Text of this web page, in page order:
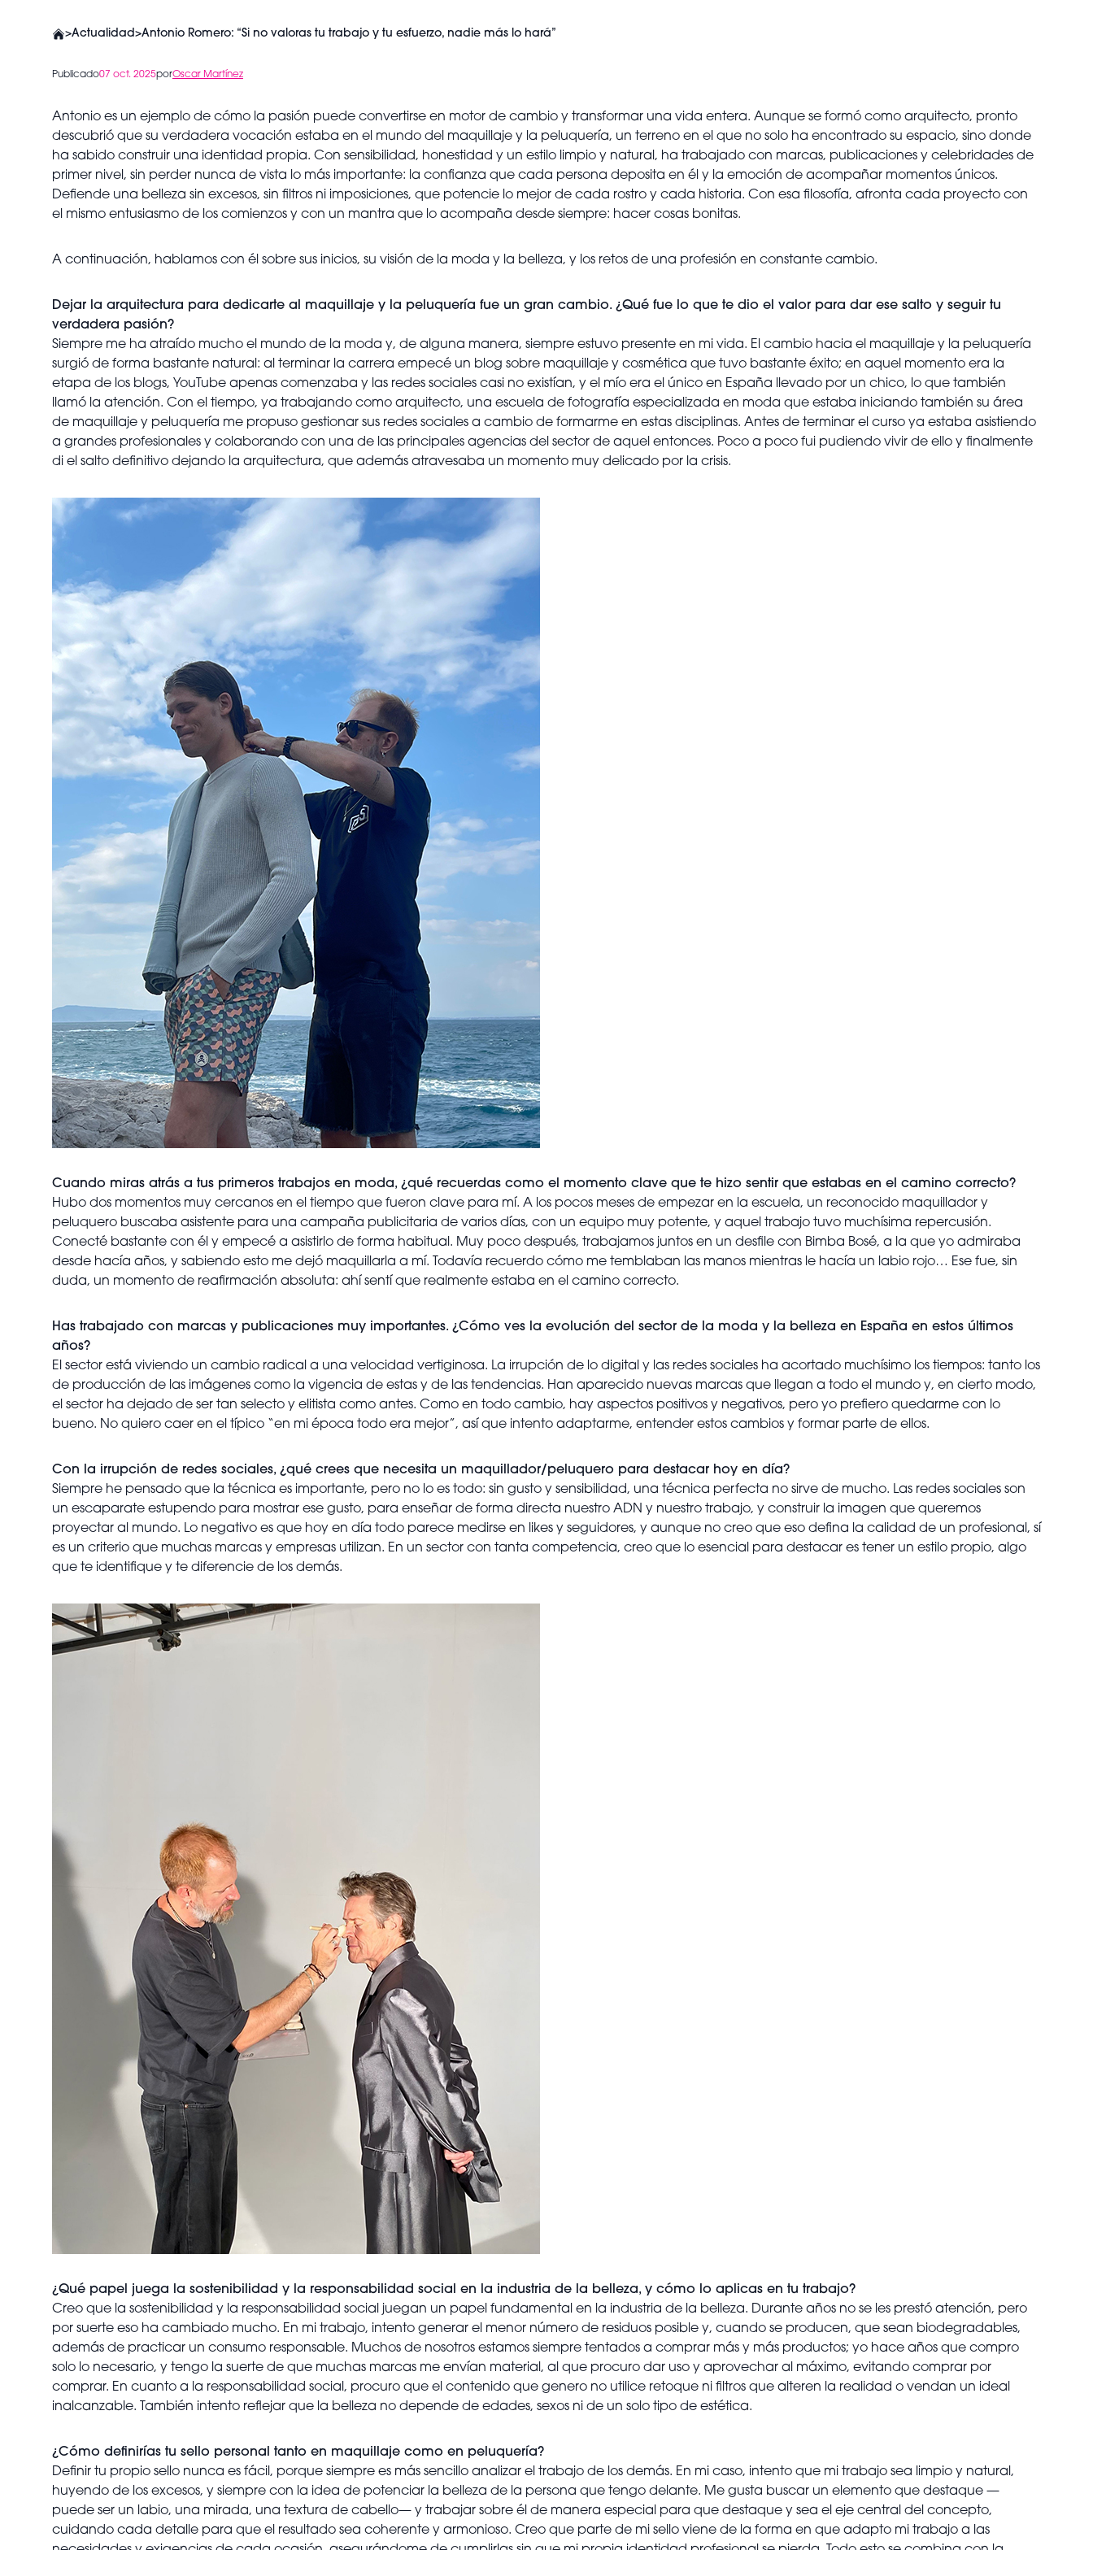
>Actualidad>Antonio Romero: “Si no valoras tu trabajo y tu esfuerzo, nadie más lo hará”
Publicado07 oct. 2025porOscar Martínez
Antonio es un ejemplo de cómo la pasión puede convertirse en motor de cambio y transformar una vida entera. Aunque se formó como arquitecto, pronto
descubrió que su verdadera vocación estaba en el mundo del maquillaje y la peluquería, un terreno en el que no solo ha encontrado su espacio, sino donde
ha sabido construir una identidad propia. Con sensibilidad, honestidad y un estilo limpio y natural, ha trabajado con marcas, publicaciones y celebridades de
primer nivel, sin perder nunca de vista lo más importante: la confianza que cada persona deposita en él y la emoción de acompañar momentos únicos.
Defiende una belleza sin excesos, sin filtros ni imposiciones, que potencie lo mejor de cada rostro y cada historia. Con esa filosofía, afronta cada proyecto con
el mismo entusiasmo de los comienzos y con un mantra que lo acompaña desde siempre: hacer cosas bonitas.
A continuación, hablamos con él sobre sus inicios, su visión de la moda y la belleza, y los retos de una profesión en constante cambio.
Dejar la arquitectura para dedicarte al maquillaje y la peluquería fue un gran cambio. ¿Qué fue lo que te dio el valor para dar ese salto y seguir tu
verdadera pasión?
Siempre me ha atraído mucho el mundo de la moda y, de alguna manera, siempre estuvo presente en mi vida. El cambio hacia el maquillaje y la peluquería
surgió de forma bastante natural: al terminar la carrera empecé un blog sobre maquillaje y cosmética que tuvo bastante éxito; en aquel momento era la
etapa de los blogs, YouTube apenas comenzaba y las redes sociales casi no existían, y el mío era el único en España llevado por un chico, lo que también
llamó la atención. Con el tiempo, ya trabajando como arquitecto, una escuela de fotografía especializada en moda que estaba iniciando también su área
de maquillaje y peluquería me propuso gestionar sus redes sociales a cambio de formarme en estas disciplinas. Antes de terminar el curso ya estaba asistiendo
a grandes profesionales y colaborando con una de las principales agencias del sector de aquel entonces. Poco a poco fui pudiendo vivir de ello y finalmente
di el salto definitivo dejando la arquitectura, que además atravesaba un momento muy delicado por la crisis.
Cuando miras atrás a tus primeros trabajos en moda, ¿qué recuerdas como el momento clave que te hizo sentir que estabas en el camino correcto?
Hubo dos momentos muy cercanos en el tiempo que fueron clave para mí. A los pocos meses de empezar en la escuela, un reconocido maquillador y
peluquero buscaba asistente para una campaña publicitaria de varios días, con un equipo muy potente, y aquel trabajo tuvo muchísima repercusión.
Conecté bastante con él y empecé a asistirlo de forma habitual. Muy poco después, trabajamos juntos en un desfile con Bimba Bosé, a la que yo admiraba
desde hacía años, y sabiendo esto me dejó maquillarla a mí. Todavía recuerdo cómo me temblaban las manos mientras le hacía un labio rojo… Ese fue, sin
duda, un momento de reafirmación absoluta: ahí sentí que realmente estaba en el camino correcto.
Has trabajado con marcas y publicaciones muy importantes. ¿Cómo ves la evolución del sector de la moda y la belleza en España en estos últimos
años?
El sector está viviendo un cambio radical a una velocidad vertiginosa. La irrupción de lo digital y las redes sociales ha acortado muchísimo los tiempos: tanto los
de producción de las imágenes como la vigencia de estas y de las tendencias. Han aparecido nuevas marcas que llegan a todo el mundo y, en cierto modo,
el sector ha dejado de ser tan selecto y elitista como antes. Como en todo cambio, hay aspectos positivos y negativos, pero yo prefiero quedarme con lo
bueno. No quiero caer en el típico “en mi época todo era mejor”, así que intento adaptarme, entender estos cambios y formar parte de ellos.
Con la irrupción de redes sociales, ¿qué crees que necesita un maquillador/peluquero para destacar hoy en día?
Siempre he pensado que la técnica es importante, pero no lo es todo: sin gusto y sensibilidad, una técnica perfecta no sirve de mucho. Las redes sociales son
un escaparate estupendo para mostrar ese gusto, para enseñar de forma directa nuestro ADN y nuestro trabajo, y construir la imagen que queremos
proyectar al mundo. Lo negativo es que hoy en día todo parece medirse en likes y seguidores, y aunque no creo que eso defina la calidad de un profesional, sí
es un criterio que muchas marcas y empresas utilizan. En un sector con tanta competencia, creo que lo esencial para destacar es tener un estilo propio, algo
que te identifique y te diferencie de los demás.
¿Qué papel juega la sostenibilidad y la responsabilidad social en la industria de la belleza, y cómo lo aplicas en tu trabajo?
Creo que la sostenibilidad y la responsabilidad social juegan un papel fundamental en la industria de la belleza. Durante años no se les prestó atención, pero
por suerte eso ha cambiado mucho. En mi trabajo, intento generar el menor número de residuos posible y, cuando se producen, que sean biodegradables,
además de practicar un consumo responsable. Muchos de nosotros estamos siempre tentados a comprar más y más productos; yo hace años que compro
solo lo necesario, y tengo la suerte de que muchas marcas me envían material, al que procuro dar uso y aprovechar al máximo, evitando comprar por
comprar. En cuanto a la responsabilidad social, procuro que el contenido que genero no utilice retoque ni filtros que alteren la realidad o vendan un ideal
inalcanzable. También intento reflejar que la belleza no depende de edades, sexos ni de un solo tipo de estética.
¿Cómo definirías tu sello personal tanto en maquillaje como en peluquería?
Definir tu propio sello nunca es fácil, porque siempre es más sencillo analizar el trabajo de los demás. En mi caso, intento que mi trabajo sea limpio y natural,
huyendo de los excesos, y siempre con la idea de potenciar la belleza de la persona que tengo delante. Me gusta buscar un elemento que destaque —
puede ser un labio, una mirada, una textura de cabello— y trabajar sobre él de manera especial para que destaque y sea el eje central del concepto,
cuidando cada detalle para que el resultado sea coherente y armonioso. Creo que parte de mi sello viene de la forma en que adapto mi trabajo a las